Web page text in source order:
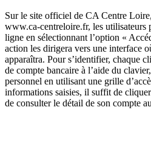
Sur le site officiel de CA Centre Loire,
www.ca-centreloire.fr, les utilisateurs
ligne en sélectionnant l’option «
action les dirigera vers une interface
apparaîtra. Pour s’identifier, chaque
de compte bancaire à l’aide du
personnel en utilisant une grille
informations saisies, il suffit de
de consulter le détail de son compte